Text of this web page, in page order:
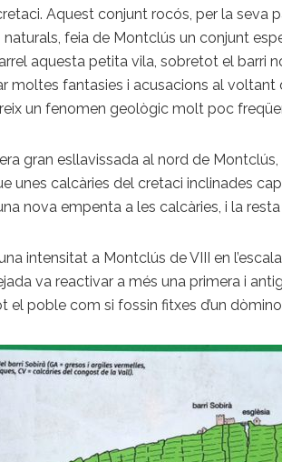
Aquest conjunt rocós, per la seva
feia de Montclús un conjunt
aquesta petita vila, sobretot el barri
moltes fantasies i acusacions al
un fenomen geològic molt poc
gran esllavissada al nord de
unes calcàries del cretaci inclinades
nova empenta a les calcàries, i la
intensitat a Montclús de VIII en
va reactivar a més una primera i
poble com si fossin fitxes d’un